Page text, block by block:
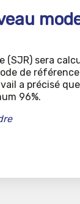
(SJR) sera
de
a précisé
96%.